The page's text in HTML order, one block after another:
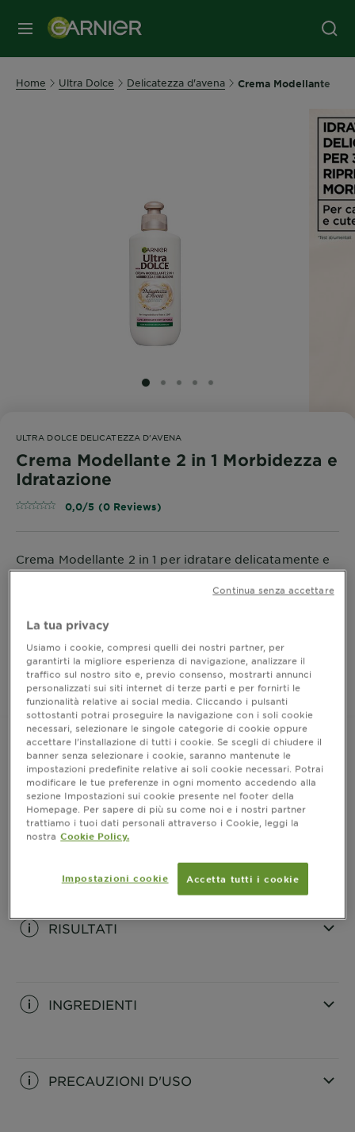
MENU
Home Ultra Dolce Delicatezza d'avena Crema Modellante
SLIDE 1
SLIDE 2
SLIDE 3
SLIDE 4
SLIDE 5
ULTRA DOLCE DELICATEZZA D'AVENA
Crema Modellante 2 in 1 Morbidezza e
Idratazione
0,0/5 (0 Reviews)
Crema Modellante 2 in 1 per idratare delicatamente e
lenire i capelli delicati e la cute sensibile.
ACQUISTA ORA
Dove acquistare
INFORMAZIONI PRODOTTO
CLOSE SUBPANEL
CLOSE SUBPANEL
RISULTATI
INGREDIENTI
PRECAUZIONI D'USO
La tua privacy
Usiamo i cookie, compresi quelli dei nostri partner, per
garantirti la migliore esperienza di navigazione, analizzare il
traffico sul nostro sito e, previo consenso, mostrarti annunci
personalizzati sui siti internet di terze parti e per fornirti le
funzionalità relative ai social media. Cliccando i pulsanti
sottostanti potrai proseguire la navigazione con i soli cookie
necessari, selezionare le singole categorie di cookie oppure
accettare l’installazione di tutti i cookie. Se scegli di chiudere il
banner senza selezionare i cookie, saranno mantenute le
impostazioni predefinite relative ai soli cookie necessari. Potrai
modificare le tue preferenze in ogni momento accedendo alla
sezione Impostazioni sui cookie presente nel footer della
Homepage. Per sapere di più su come noi e i nostri partner
trattiamo i tuoi dati personali attraverso i Cookie, leggi la
nostra Cookie Policy.
Impostazioni cookie Accetta tutti i cookie
Continua senza accettare